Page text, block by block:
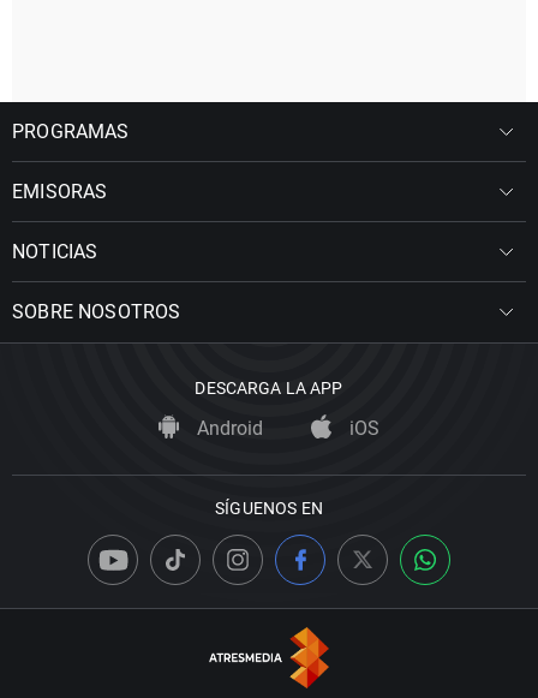
PROGRAMAS
EMISORAS
NOTICIAS
SOBRE NOSOTROS
DESCARGA LA APP
Android iOS
SÍGUENOS EN